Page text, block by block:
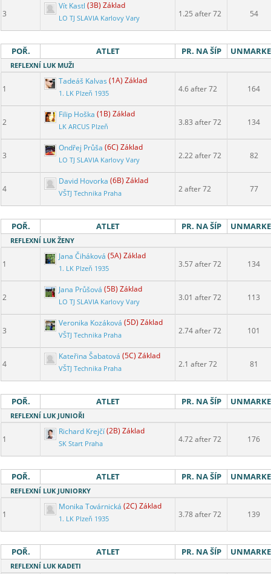
3
Vít Kastl (3B) Základ
LO TJ SLAVIA Karlovy Vary 1.25 after 72 54
POŘ. ATLET PR. NA ŠÍP
REFLEXNÍ LUK MUŽI
1
Tadeáš Kalvas (1A) Základ
1. LK Plzeň 1935 4.6 after 72 164
2
Filip Hoška (1B) Základ
LK ARCUS Plzeň 3.83 after 72 134
3
Ondřej Průša (6C) Základ
LO TJ SLAVIA Karlovy Vary 2.22 after 72 82
4
David Hovorka (6B) Základ
VŠTJ Technika Praha 2 after 72 77
POŘ. ATLET PR. NA ŠÍP
REFLEXNÍ LUK ŽENY
1
Jana Čiháková (5A) Základ
1. LK Plzeň 1935 3.57 after 72 134
2
Jana Průšová (5B) Základ
LO TJ SLAVIA Karlovy Vary 3.01 after 72 113
3
Veronika Kozáková (5D) Základ
VŠTJ Technika Praha 2.74 after 72 101
4
Kateřina Šabatová (5C) Základ
VŠTJ Technika Praha 2.1 after 72 81
POŘ. ATLET PR. NA ŠÍP
REFLEXNÍ LUK JUNIOŘI
1
Richard Krejčí(2B) Základ
SK Start Praha 4.72 after 72 176
POŘ. ATLET PR. NA ŠÍP
REFLEXNÍ LUK JUNIORKY
1
Monika Továrnická (2C) Základ
1. LK Plzeň 1935 3.78 after 72 139
POŘ. ATLET PR. NA ŠÍP
REFLEXNÍ LUK KADETI